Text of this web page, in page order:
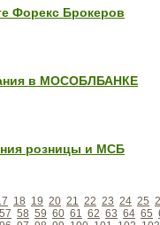
Форекс Брокеров
в МОСОБЛБАНКЕ
розницы и МСБ
18 19 20 21 22 23 24 25
57 58 59 60 61 62 63 64 65